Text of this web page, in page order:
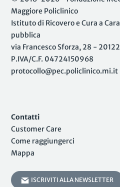
Maggiore Policlinico
Istituto di Ricovero e Cura a
pubblica
via Francesco Sforza, 28 -
P.IVA/C.F. 04724150968
protocollo@pec.policlinico.mi.it
Contatti
Customer Care
Come raggiungerci
Mappa
ISCRIVITI ALLA NEWSLETTER